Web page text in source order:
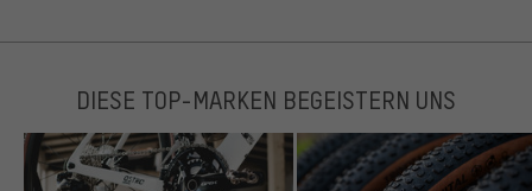
DIESE TOP-MARKEN BEGEISTERN UNS